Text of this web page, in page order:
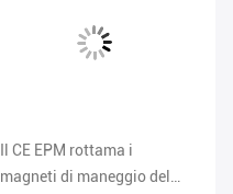
Il CE EPM rottama i
magneti di maneggio del